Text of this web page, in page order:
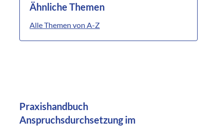
Ähnliche Themen
Alle Themen von A-Z
Praxishandbuch
Anspruchsdurchsetzung im